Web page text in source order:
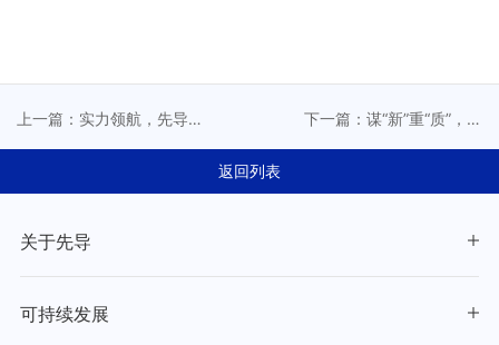
上一篇：实力领航，先导
下一篇：谋“新”重“质”，先
展
返回列表
关于先导
可持续发展